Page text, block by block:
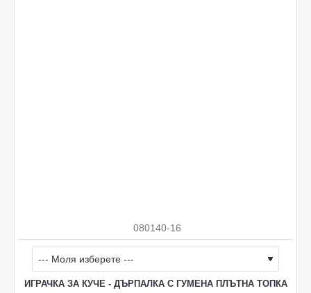
080140-16
ИГРАЧКА ЗА КУЧЕ - ДЪРПАЛКА С ГУМЕНА ПЛЪТНА ТОПКА